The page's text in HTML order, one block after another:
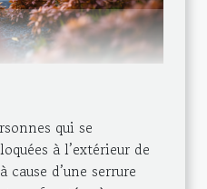
qui se
à l’extérieur de
d’une serrure